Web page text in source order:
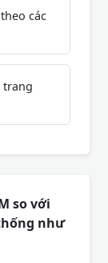
các
trang
so với
như